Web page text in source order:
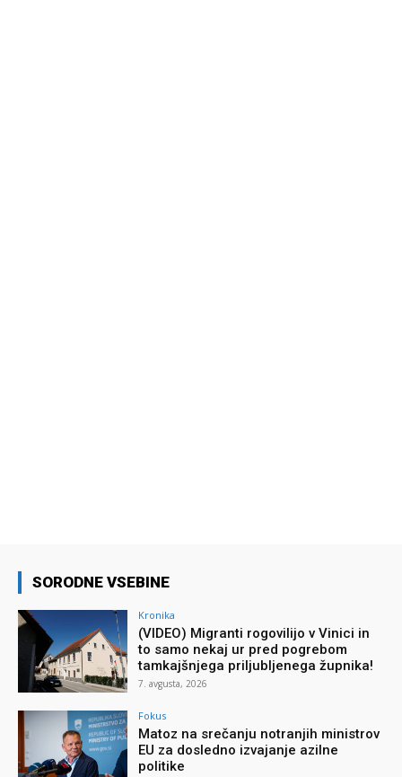
SORODNE VSEBINE
Kronika
(VIDEO) Migranti rogovilijo v Vinici in
to samo nekaj ur pred pogrebom
tamkajšnjega priljubljenega župnika!
7. avgusta, 2026
Fokus
Matoz na srečanju notranjih ministrov
EU za dosledno izvajanje azilne
politike